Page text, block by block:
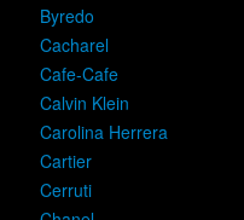
Byredo
Cacharel
Cafe-Cafe
Calvin Klein
Carolina Herrera
Cartier
Cerruti